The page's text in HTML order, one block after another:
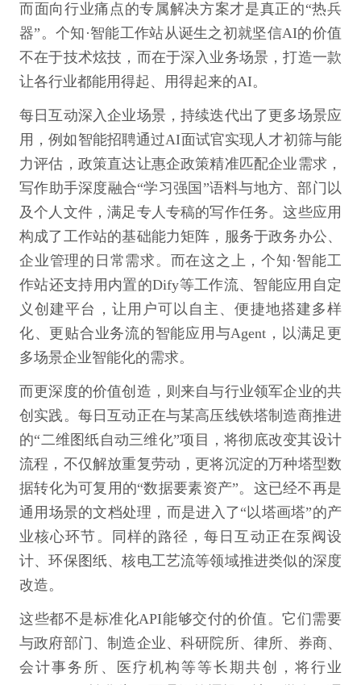
而面向行业痛点的专属解决方案才是真正的“热兵
器”。个知·智能工作站从诞生之初就坚信AI的价值
不在于技术炫技，而在于深入业务场景，打造一款
让各行业都能用得起、用得起来的AI。
每日互动深入企业场景，持续迭代出了更多场景应
用，例如智能招聘通过AI面试官实现人才初筛与能
力评估，政策直达让惠企政策精准匹配企业需求，
写作助手深度融合“学习强国”语料与地方、部门以
及个人文件，满足专人专稿的写作任务。这些应用
构成了工作站的基础能力矩阵，服务于政务办公、
企业管理的日常需求。而在这之上，个知·智能工
作站还支持用内置的Dify等工作流、智能应用自定
义创建平台，让用户可以自主、便捷地搭建多样
化、更贴合业务流的智能应用与Agent，以满足更
多场景企业智能化的需求。
而更深度的价值创造，则来自与行业领军企业的共
创实践。每日互动正在与某高压线铁塔制造商推进
的“二维图纸自动三维化”项目，将彻底改变其设计
流程，不仅解放重复劳动，更将沉淀的万种塔型数
据转化为可复用的“数据要素资产”。这已经不再是
通用场景的文档处理，而是进入了“以塔画塔”的产
业核心环节。同样的路径，每日互动正在泵阀设
计、环保图纸、核电工艺流等领域推进类似的深度
改造。
这些都不是标准化API能够交付的价值。它们需要
与政府部门、制造企业、科研院所、律所、券商、
会计事务所、医疗机构等等长期共创，将行业